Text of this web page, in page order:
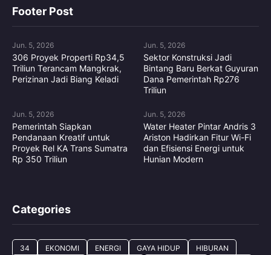
Footer Post
Jun. 5, 2026
306 Proyek Properti Rp34,5
Triliun Terancam Mangkrak,
Perizinan Jadi Biang Keladi
Jun. 5, 2026
Sektor Konstruksi Jadi
Bintang Baru Berkat Guyuran
Dana Pemerintah Rp276
Triliun
Jun. 5, 2026
Pemerintah Siapkan
Pendanaan Kreatif untuk
Proyek Rel KA Trans Sumatra
Rp 350 Triliun
Jun. 5, 2026
Water Heater Pintar Andris 3
Ariston Hadirkan Fitur Wi-Fi
dan Efisiensi Energi untuk
Hunian Modern
Categories
34 EKONOMI ENERGI GAYA HIDUP
HIBURAN